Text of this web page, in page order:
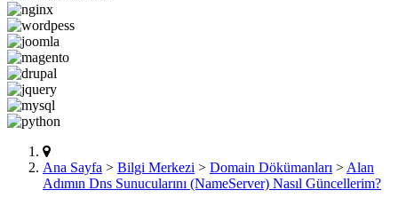
Ana Sayfa > Bilgi Merkezi > Domain Dökümanları > Alan
Adımın Dns Sunucularını (NameServer) Nasıl Güncellerim?